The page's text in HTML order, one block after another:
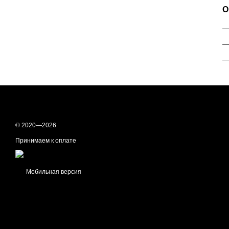
—
—
—
© 2020—2026
Принимаем к оплате
Мобильная версия